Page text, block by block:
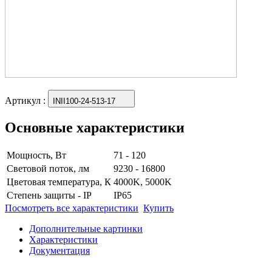
Артикул : INII100-24-513-17
Основные характеристики
Мощность, Вт
71 - 120
Световой поток, лм
9230 - 16800
Цветовая температура, К 4000K, 5000K
Степень защиты - IP
IP65
Посмотреть все характеристики Купить
Дополнительные картинки
Характеристики
Документация